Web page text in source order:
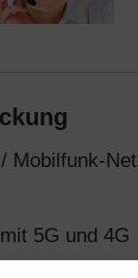
Mobilfunk-
5G und 4G